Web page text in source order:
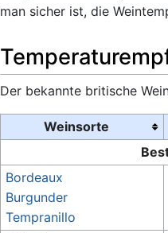
man sicher ist, die
Der bekannte britische
Weinsorte
Bordeaux
Burgunder
Tempranillo